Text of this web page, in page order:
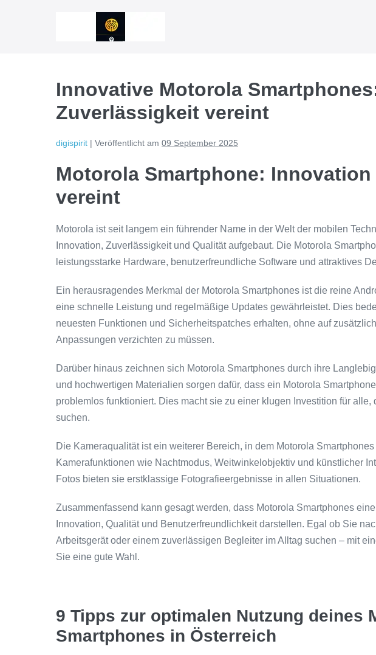
Innovative Motorola
Zuverlässigkeit vereint
digispirit | Veröffentlicht am 09 September 2025
Motorola Smartphone:
vereint
Motorola ist seit langem ein führender Name in der Welt der mobilen
Innovation, Zuverlässigkeit und Qualität aufgebaut. Die Motorola
leistungsstarke Hardware, benutzerfreundliche Software und attraktives
Ein herausragendes Merkmal der Motorola Smartphones ist die reine
eine schnelle Leistung und regelmäßige Updates gewährleistet. Dies
neuesten Funktionen und Sicherheitspatches erhalten, ohne auf
Anpassungen verzichten zu müssen.
Darüber hinaus zeichnen sich Motorola Smartphones durch ihre
und hochwertigen Materialien sorgen dafür, dass ein Motorola
problemlos funktioniert. Dies macht sie zu einer klugen Investition für alle,
suchen.
Die Kameraqualität ist ein weiterer Bereich, in dem Motorola
Kamerafunktionen wie Nachtmodus, Weitwinkelobjektiv und künstlicher
Fotos bieten sie erstklassige Fotografieergebnisse in allen Situationen.
Zusammenfassend kann gesagt werden, dass Motorola Smartphones
Innovation, Qualität und Benutzerfreundlichkeit darstellen. Egal ob Sie
Arbeitsgerät oder einem zuverlässigen Begleiter im Alltag suchen – mit
Sie eine gute Wahl.
9 Tipps zur optimalen Nutzung deines
Smartphones in Österreich